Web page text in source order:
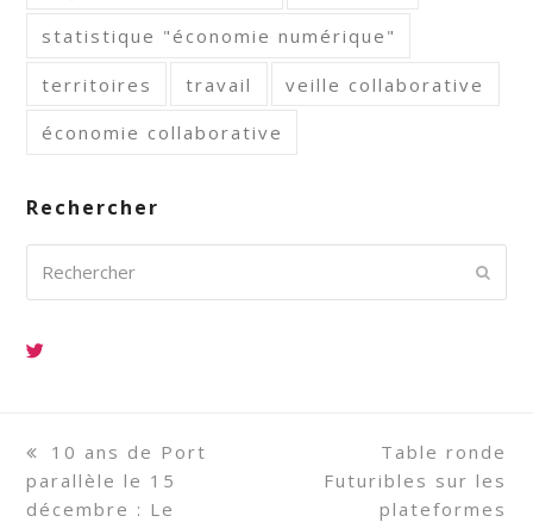
statistique "économie numérique"
territoires travail veille collaborative
économie collaborative
Rechercher
previous
post:
10 ans de Port
parallèle le 15
décembre : Le
next
post:
Table ronde
Futuribles sur les
plateformes